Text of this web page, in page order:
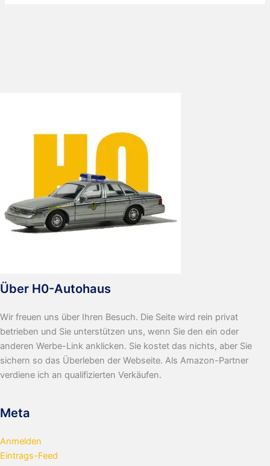
Über H0-Autohaus
Wir freuen uns über Ihren Besuch. Die Seite wird rein privat
betrieben und Sie unterstützen uns, wenn Sie den ein oder
anderen Werbe-Link anklicken. Sie kostet das nichts, aber Sie
sichern so das Überleben der Webseite. Als Amazon-Partner
verdiene ich an qualifizierten Verkäufen.
Meta
Anmelden
Eintrags-Feed